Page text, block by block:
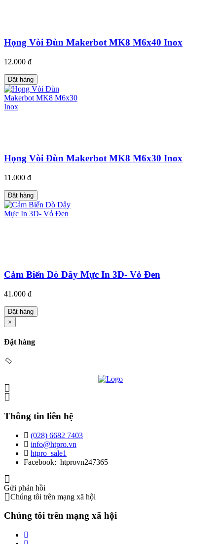
Họng Vòi Đùn Makerbot MK8 M6x40 Inox
12.000 đ
Đặt hàng
Họng Vòi Đùn Makerbot MK8 M6x30 Inox
11.000 đ
Đặt hàng
Cảm Biến Dò Dây Mực In 3D- Vỏ Đen
41.000 đ
Đặt hàng
×
Đặt hàng
Thông tin liên hệ
(028) 6682 7403
info@htpro.vn
htpro_sale1
Facebook: htprovn247365
Gửi phản hồi
Chúng tôi trên mạng xã hội
Chúng tôi trên mạng xã hội